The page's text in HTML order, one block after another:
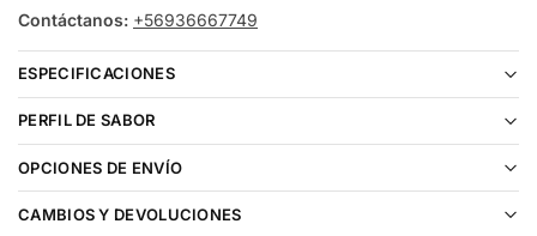
Contáctanos: +56936667749
ESPECIFICACIONES
PERFIL DE SABOR
OPCIONES DE ENVÍO
CAMBIOS Y DEVOLUCIONES